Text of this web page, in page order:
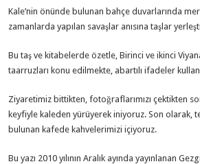
Kale’nin önünde bulunan bahçe duvarlarında
zamanlarda yapılan savaşlar anısına taşlar
Bu taş ve kitabelerde özetle, Birinci ve ikinci
taarruzları konu edilmekte, abartılı ifadeler
Ziyaretimiz bittikten, fotoğraflarımızı çektikten
keyfiyle kaleden yürüyerek iniyoruz. Son olarak,
bulunan kafede kahvelerimizi içiyoruz.
Bu yazı 2010 yılının Aralık ayında yayınlanan